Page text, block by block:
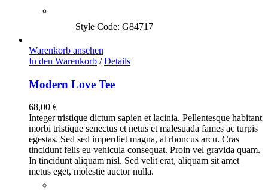
Style Code: G84717
Warenkorb ansehen
In den Warenkorb / Details
Modern Love Tee
68,00 €
Integer tristique dictum sapien et lacinia. Pellentesque habitant
morbi tristique senectus et netus et malesuada fames ac turpis
egestas. Sed sed imperdiet magna, at rhoncus arcu. Cras
tincidunt felis eu vehicula consequat. Proin vel gravida quam.
In tincidunt aliquam nisl. Sed velit erat, aliquam sit amet
metus eget, molestie auctor nulla.